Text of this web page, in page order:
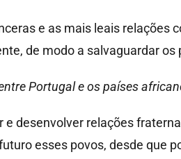
e as mais leais
de modo a salvaguardar
Portugal e os países
desenvolver relações
esses povos, desde que